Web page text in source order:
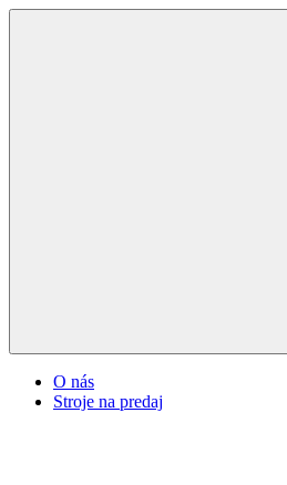
O nás
Stroje na predaj